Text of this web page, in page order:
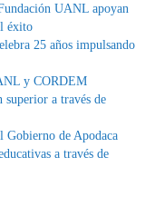
UANL apoyan
éxito
25 años impulsando
y CORDEM
superior a través de
Gobierno de Apodaca
a través de